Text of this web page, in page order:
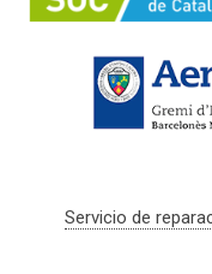
Servicio de